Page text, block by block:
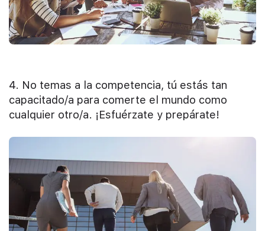
4. No temas a la competencia, tú estás tan
capacitado/a para comerte el mundo como
cualquier otro/a. ¡Esfuérzate y prepárate!